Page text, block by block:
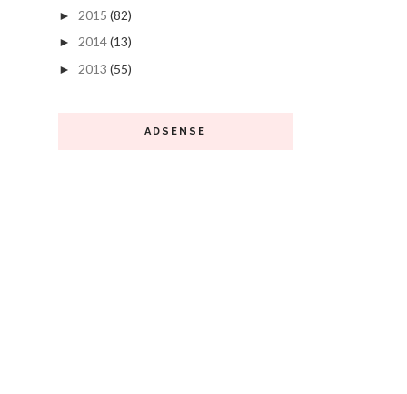
► 2015 (82)
► 2014(13)
► 2013 (55)
ADSENSE